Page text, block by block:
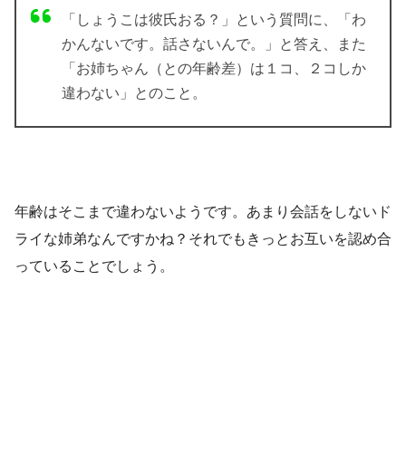
「しょうこは彼氏おる？」という質問に、「わ
かんないです。話さないんで。」と答え、また
「お姉ちゃん（との年齢差）は１コ、２コしか
違わない」とのこと。
年齢はそこまで違わないようです。あまり会話をしないド
ライな姉弟なんですかね？それでもきっとお互いを認め合
っていることでしょう。